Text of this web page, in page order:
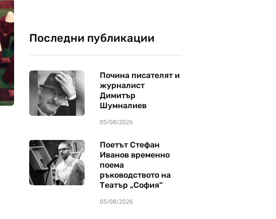
Последни публикации
Почина писателят и
журналист
Димитър
Шумналиев
05/08/2026
Поетът Стефан
Иванов временно
поема
ръководството на
Театър „София“
05/08/2026